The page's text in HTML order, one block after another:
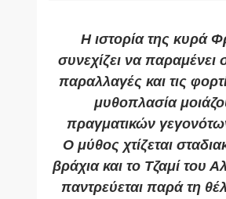
Η ιστορία της κυρά
συνεχίζει να
παραλλαγές και τις
μυθοπλασία
πραγματικών
Ο μύθος χτίζεται
βράχια και το Τζαμί του
παντρεύεται παρά τη